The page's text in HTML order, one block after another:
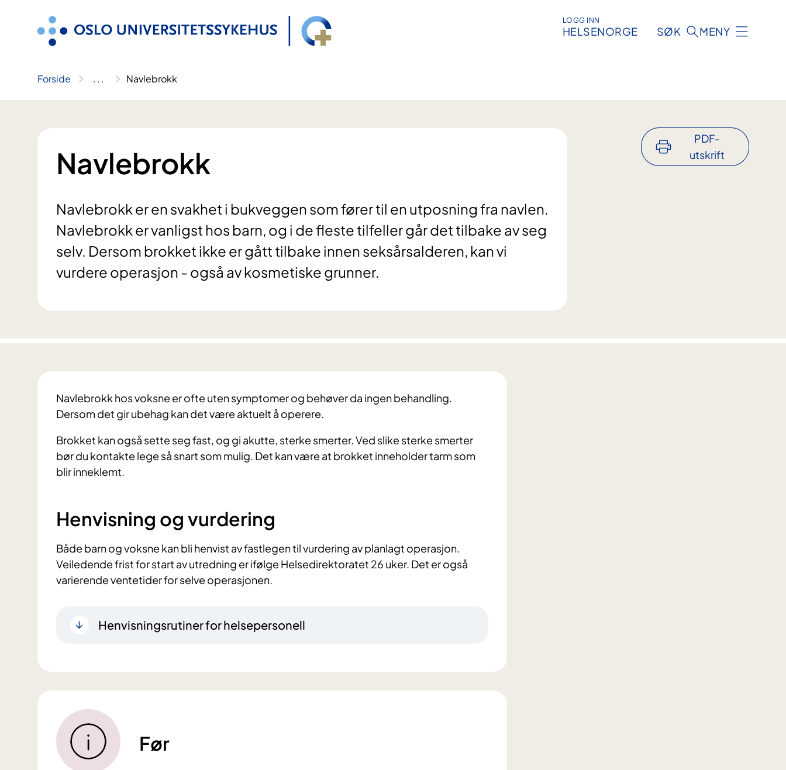
LOGG INN
HELSENORGE SØK MENY
Forside .. . Navlebrokk
Navlebrokk
Navlebrokk er en svakhet i bukveggen som fører til en utposning fra navlen.
Navlebrokk er vanligst hos barn, og i de fleste tilfeller går det tilbake av seg
selv. Dersom brokket ikke er gått tilbake innen seksårsalderen, kan vi
vurdere operasjon - også av kosmetiske grunner.
PDF-
utskrift
Navlebrokk hos voksne er ofte uten symptomer og behøver da ingen behandling.
Dersom det gir ubehag kan det være aktuelt å operere.
Brokket kan også sette seg fast, og gi akutte, sterke smerter. Ved slike sterke smerter
bør du kontakte lege så snart som mulig. Det kan være at brokket inneholder tarm som
blir inneklemt.
Henvisning og vurdering
Både barn og voksne kan bli henvist av fastlegen til vurdering av planlagt operasjon.
Veiledende frist for start av utredning er ifølge Helsedirektoratet 26 uker. Det er også
varierende ventetider for selve operasjonen.
Henvisningsrutiner for helsepersonell
Før